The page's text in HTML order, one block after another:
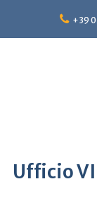
content
+39
Ufficio